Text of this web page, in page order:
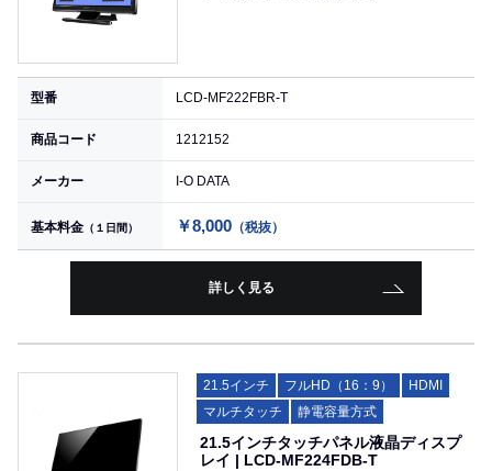
型番 LCD-MF222FBR-T
商品コード 1212152
メーカー I-O DATA
基本料金 （１日間） ￥8,000 （税抜）
詳しく見る
21.5インチ フルHD（16：9）
HDMI
マルチタッチ
静電容量方式
21.5インチタッチパネル液晶ディスプ
レイ | LCD-MF224FDB-T